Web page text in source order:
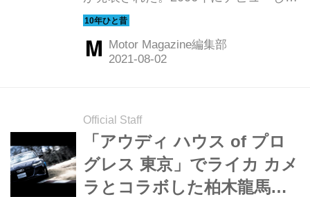
R8はアウディ初の市販ミッドシップス
ーパースポーツカーとして大きな注目
を集めたが、V8エンジンのみの設定
値」を見せてくれるアウディ、ここで
どんな魅力を見せてくれたのか。ここ
では国際試乗会からのレポートを振り
返ってみよう。（以下の試乗記は、
Motor Magazine編集部
Official Staff
「アウディ ハウス of プロ
グレス 東京」でライカ カメ
ラとコラボした柏木龍馬氏